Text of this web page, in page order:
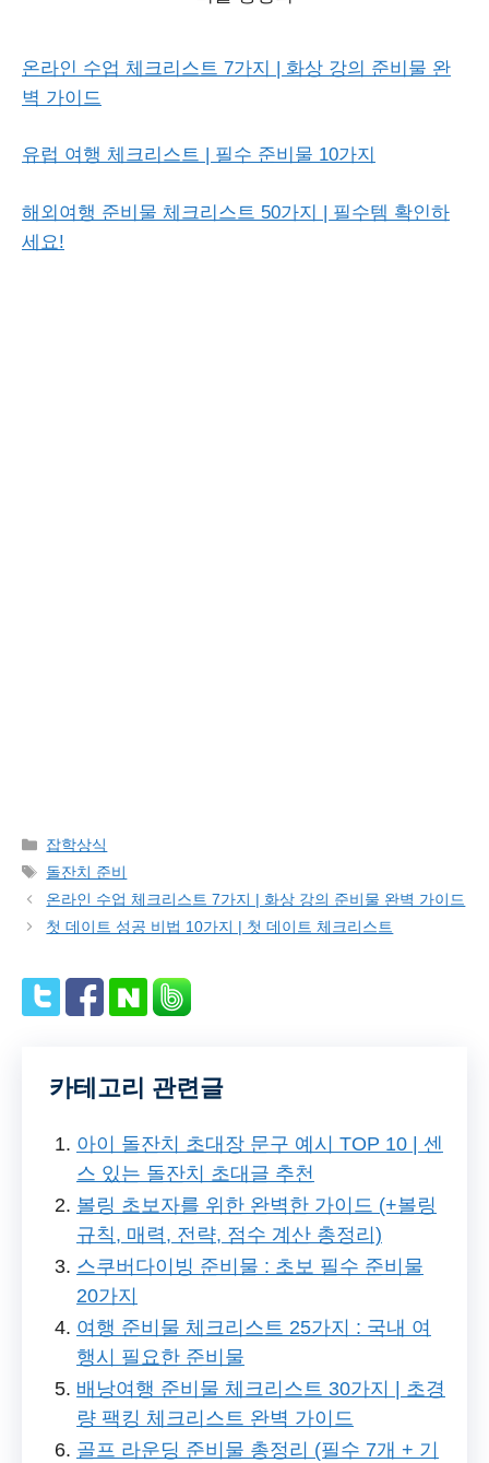
온라인 수업 체크리스트 7가지 | 화상 강의 준비물 완
벽 가이드
유럽 여행 체크리스트 | 필수 준비물 10가지
해외여행 준비물 체크리스트 50가지 | 필수템 확인하
세요!
Categories
잡학상식
Tags
돌잔치 준비
온라인 수업 체크리스트 7가지 | 화상 강의 준비물 완벽 가이드
첫 데이트 성공 비법 10가지 | 첫 데이트 체크리스트
카테고리 관련글
아이 돌잔치 초대장 문구 예시 TOP 10 | 센
스 있는 돌잔치 초대글 추천
볼링 초보자를 위한 완벽한 가이드 (+볼링
규칙, 매력, 전략, 점수 계산 총정리)
스쿠버다이빙 준비물 : 초보 필수 준비물
20가지
여행 준비물 체크리스트 25가지 : 국내 여
행시 필요한 준비물
배낭여행 준비물 체크리스트 30가지 | 초경
량 팩킹 체크리스트 완벽 가이드
골프 라운딩 준비물 총정리 (필수 7개 + 기